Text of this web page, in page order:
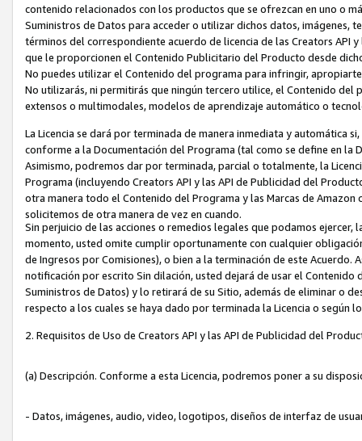
contenido relacionados con los productos que se ofrezcan en uno o
Suministros de Datos para acceder o utilizar dichos datos,
términos del correspondiente acuerdo de licencia de las Creators API
que le proporcionen el Contenido Publicitario del Producto desde
No puedes utilizar el Contenido del programa para infringir,
No utilizarás, ni permitirás que ningún tercero utilice, el Contenido
extensos o multimodales, modelos de aprendizaje automático o
La Licencia se dará por terminada de manera inmediata y automática
conforme a la Documentación del Programa (tal como se define en la
Asimismo, podremos dar por terminada, parcial o totalmente, la
Programa (incluyendo Creators API y las API de Publicidad del
otra manera todo el Contenido del Programa y las Marcas de
solicitemos de otra manera de vez en cuando.
Sin perjuicio de las acciones o remedios legales que podamos
momento, usted omite cumplir oportunamente con cualquier
de Ingresos por Comisiones), o bien a la terminación de este
notificación por escrito Sin dilación, usted dejará de usar el
Suministros de Datos) y lo retirará de su Sitio, además de eliminar o
respecto a los cuales se haya dado por terminada la Licencia o según
2. Requisitos de Uso de Creators API y las API de Publicidad del
(a) Descripción. Conforme a esta Licencia, podremos poner a su
- Datos, imágenes, audio, video, logotipos, diseños de interfaz de